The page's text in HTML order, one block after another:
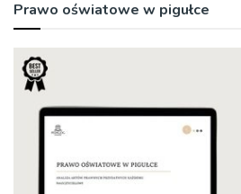
Prawo oświatowe w pigułce